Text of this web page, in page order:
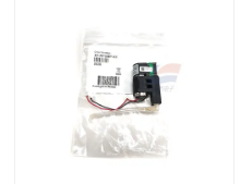
Werksbesichtigung